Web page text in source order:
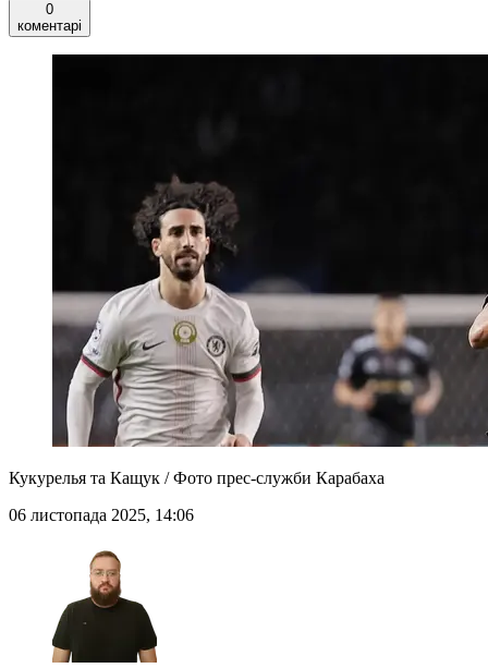
0
коментарі
Кукурелья та Кащук / Фото прес-служби Карабаха
06 листопада 2025, 14:06